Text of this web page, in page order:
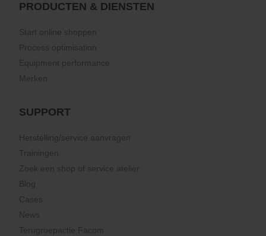
PRODUCTEN & DIENSTEN
Start online shoppen
Process optimisation
Equipment performance
Merken
SUPPORT
Herstelling/service aanvragen
Trainingen
Zoek een shop of service atelier
Blog
Cases
News
Terugroepactie Facom